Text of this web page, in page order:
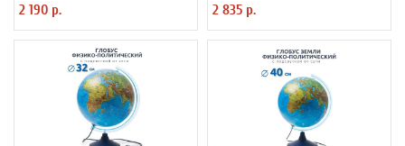
2 190 р. 2 835 р.